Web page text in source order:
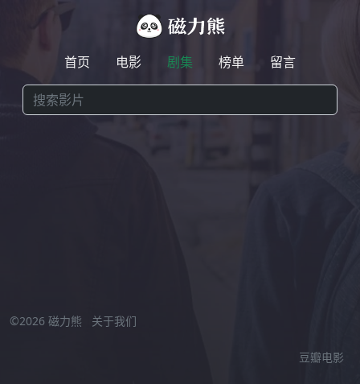
首页 电影 剧集 榜单 留言
©2026 磁力熊 关于我们
豆瓣电影